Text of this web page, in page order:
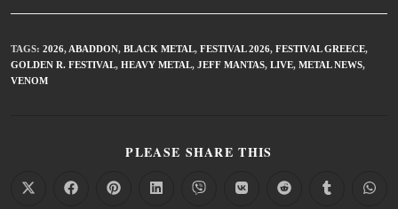
TAGS: 2026,ABADDON, BLACK METAL, FESTIVAL 2026, FESTIVAL GREECE,
GOLDEN R. FESTIVAL, HEAVY METAL, JEFF MANTAS, LIVE, METAL NEWS,
VΕΝΟΜ
PLEASE SHARE THIS